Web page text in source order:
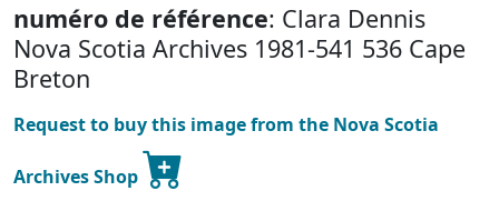
numéro de référence: Clara Dennis
Nova Scotia Archives 1981-541 536 Cape
Breton
Request to buy this image from the Nova Scotia
Archives Shop